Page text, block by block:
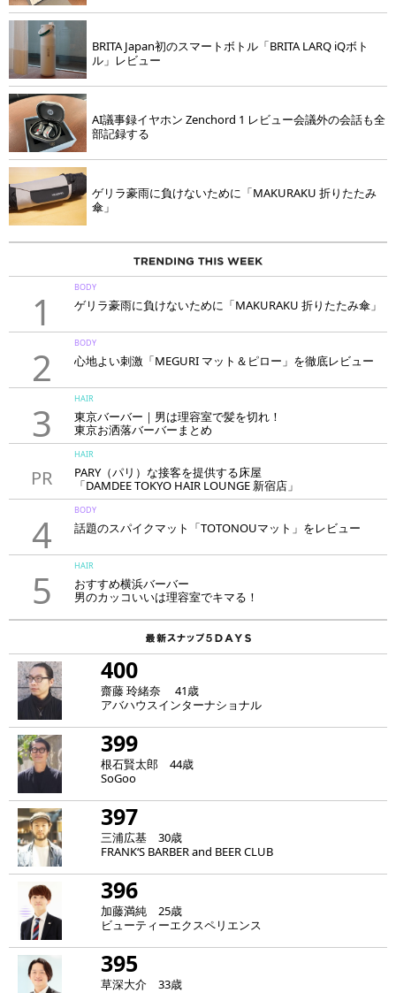
BRITA Japan初のスマートボトル「BRITA LARQ iQボト
ル」レビュー
AI議事録イヤホン Zenchord 1 レビュー会議外の会話も全
部記録する
ゲリラ豪雨に負けないために「MAKURAKU 折りたたみ
傘」
1
BODY
ゲリラ豪雨に負けないために「MAKURAKU 折りたたみ傘」
2
BODY
心地よい刺激「MEGURI マット＆ピロー」を徹底レビュー
3
HAIR
東京バーバー｜男は理容室で髪を切れ！
東京お洒落バーバーまとめ
PR
HAIR
PARY（パリ）な接客を提供する床屋
「DAMDEE TOKYO HAIR LOUNGE 新宿店」
4
BODY
話題のスパイクマット「TOTONOUマット」をレビュー
5
HAIR
おすすめ横浜バーバー
男のカッコいいは理容室でキマる！
400
齋藤 玲緒奈 41歳
アバハウスインターナショナル
399
根石賢太郎 44歳
SoGoo
397
三浦広基 30歳
FRANK‘S BARBER and BEER CLUB
396
加藤満純 25歳
ビューティーエクスペリエンス
395
草深大介 33歳